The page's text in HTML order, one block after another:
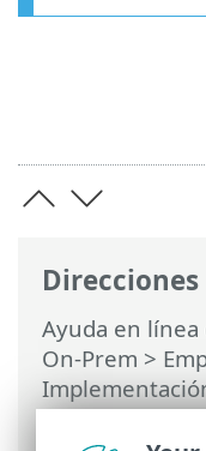
Direcciones
Ayuda en línea
On-Prem >